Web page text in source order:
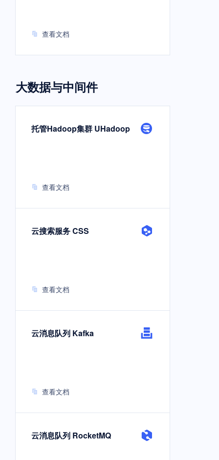
查看文档
大数据与中间件
托管Hadoop集群 UHadoop
查看文档
云搜索服务 CSS
查看文档
云消息队列 Kafka
查看文档
云消息队列 RocketMQ